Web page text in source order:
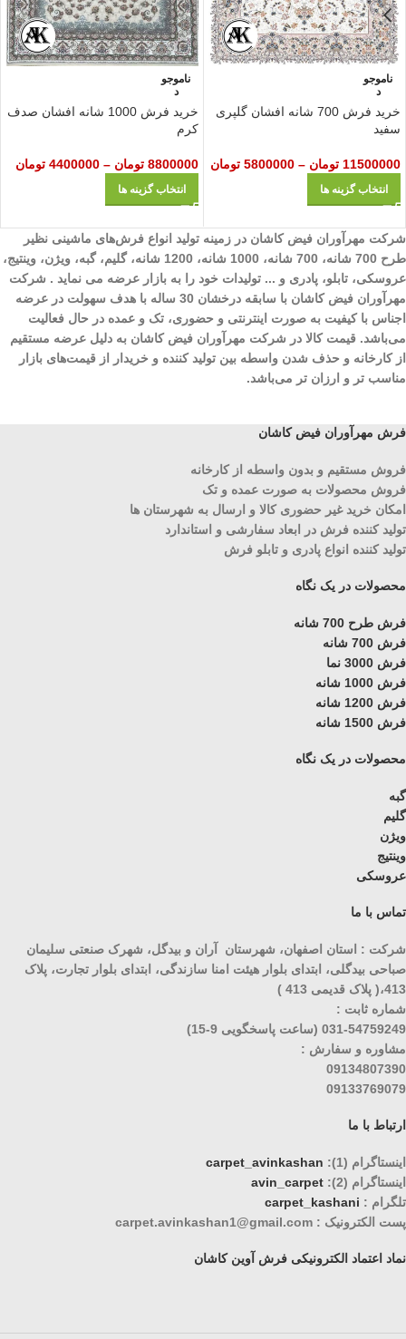
ناموجو
د
خرید فرش 700 شانه افشان گلپری
سفید
11500000 تومان –
5800000 تومان
انتخاب گزینه ها
ناموجو
د
خرید فرش 1000 شانه افشان صدف
کرم
8800000 تومان –
4400000 تومان
انتخاب گزینه ها
شرکت مهرآوران فیض کاشان در زمینه تولید انواع فرش‌های ماشینی نظیر
طرح 700 شانه، 700 شانه، 1000 شانه، 1200 شانه، گلیم، گبه، ویژن، وینتیج،
عروسکی، تابلو، پادری و ... تولیدات خود را به بازار عرضه می نماید . شرکت
مهرآوران فیض کاشان با سابقه درخشان 30 ساله با هدف سهولت در عرضه
اجناس با کیفیت به صورت اینترنتی و حضوری، تک و عمده در حال فعالیت
می‌باشد. قیمت کالا در شرکت مهرآوران فیض کاشان به دلیل عرضه مستقیم
از کارخانه و حذف شدن واسطه بین تولید کننده و خریدار از قیمت‌های بازار
مناسب تر و ارزان تر می‌باشد.
فرش مهرآوران فیض کاشان
فروش مستقیم و بدون واسطه از کارخانه
فروش محصولات به صورت عمده و تک
امکان خرید غیر حضوری کالا و ارسال به شهرستان ها
تولید کننده فرش در ابعاد سفارشی و استاندارد
تولید کننده انواع پادری و تابلو فرش
محصولات در یک نگاه
فرش طرح 700 شانه
فرش 700 شانه
فرش 3000 نما
فرش 1000 شانه
فرش 1200 شانه
فرش 1500 شانه
محصولات در یک نگاه
گبه
گلیم
ویژن
وینتیج
عروسکی
تماس با ما
شرکت : استان اصفهان، شهرستان آران و بیدگل، شهرک صنعتی سلیمان
صباحی بیدگلی، ابتدای بلوار هیئت امنا سازندگی، ابتدای بلوار تجارت، پلاک
413،( پلاک قدیمی 413 )
شماره ثابت :
031-54759249 (ساعت پاسخگویی 9-15)
مشاوره و سفارش :
09134807390
09133769079
ارتباط با ما
اینستاگرام (1):
carpet_avinkashan
اینستاگرام (2):
avin_carpet
تلگرام : carpet_kashani
پست الکترونیک : carpet.avinkashan1@gmail.com
نماد اعتماد الکترونیکی فرش آوین کاشان